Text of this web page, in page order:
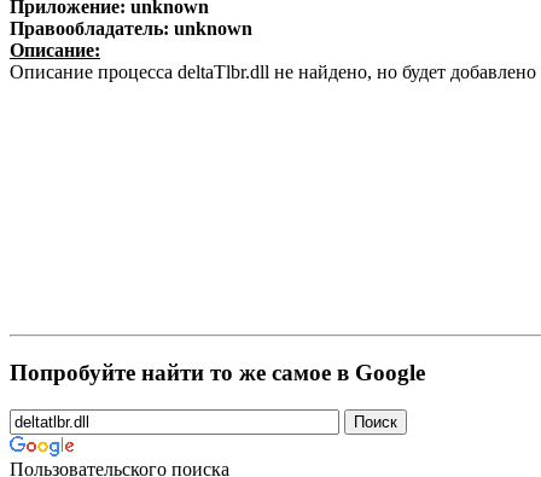
Приложение: unknown
Правообладатель: unknown
Описание:
Описание процесса deltaTlbr.dll не найдено, но будет
Попробуйте найти то же самое в Google
Пользовательского поиска